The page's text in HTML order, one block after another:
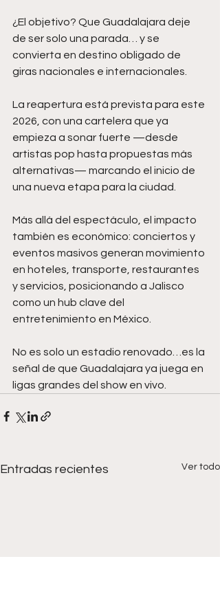
¿El objetivo? Que Guadalajara deje
de ser solo una parada… y se
convierta en destino obligado de
giras nacionales e internacionales.
La reapertura está prevista para este
2026, con una cartelera que ya
empieza a sonar fuerte —desde
artistas pop hasta propuestas más
alternativas— marcando el inicio de
una nueva etapa para la ciudad.
Más allá del espectáculo, el impacto
también es económico: conciertos y
eventos masivos generan movimiento
en hoteles, transporte, restaurantes
y servicios, posicionando a Jalisco
como un hub clave del
entretenimiento en México.
No es solo un estadio renovado…es la
señal de que Guadalajara ya juega en
ligas grandes del show en vivo.
Entradas recientes Ver todo